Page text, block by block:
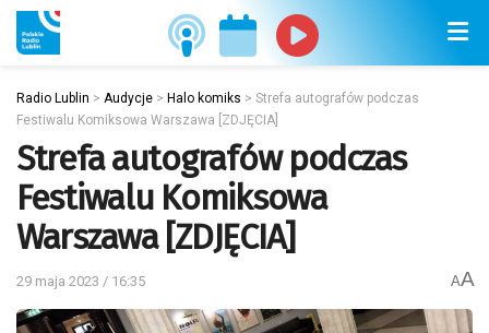
Radio Lublin > Audycje > Halo komiks > Strefa autografów podczas
Festiwalu Komiksowa Warszawa [ZDJĘCIA]
Strefa autografów podczas
Festiwalu Komiksowa
Warszawa [ZDJĘCIA]
29 maja 2023 / 16:35 AA